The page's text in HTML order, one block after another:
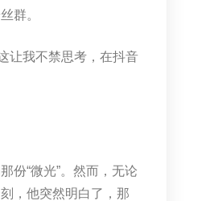
群。
让我不禁思考，在抖音
份“微光”。然而，无论
，他突然明白了，那